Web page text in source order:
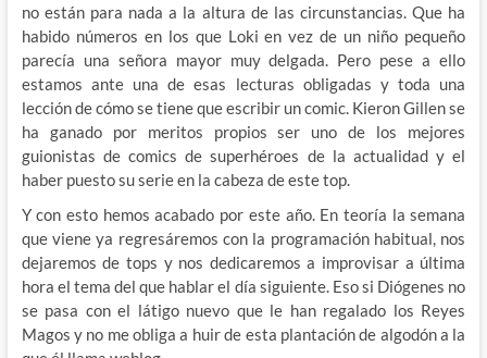
no están para nada a la altura de las circunstancias. Que ha
habido números en los que Loki en vez de un niño pequeño
parecía una señora mayor muy delgada. Pero pese a ello
estamos ante una de esas lecturas obligadas y toda una
lección de cómo se tiene que escribir un comic. Kieron Gillen se
ha ganado por meritos propios ser uno de los mejores
guionistas de comics de superhéroes de la actualidad y el
haber puesto su serie en la cabeza de este top.
Y con esto hemos acabado por este año. En teoría la semana
que viene ya regresáremos con la programación habitual, nos
dejaremos de tops y nos dedicaremos a improvisar a última
hora el tema del que hablar el día siguiente. Eso si Diógenes no
se pasa con el látigo nuevo que le han regalado los Reyes
Magos y no me obliga a huir de esta plantación de algodón a la